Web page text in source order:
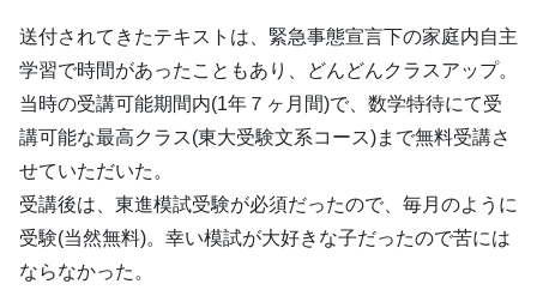
送付されてきたテキストは、緊急事態宣言下の家庭内自主
学習で時間があったこともあり、どんどんクラスアップ。
当時の受講可能期間内(1年７ヶ月間)で、数学特待にて受
講可能な最高クラス(東大受験文系コース)まで無料受講さ
せていただいた。
受講後は、東進模試受験が必須だったので、毎月のように
受験(当然無料)。幸い模試が大好きな子だったので苦には
ならなかった。